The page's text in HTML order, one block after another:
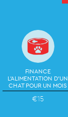
FINANCE
L'ALIMENTATION D'UN
CHAT POUR UN MOIS
€15